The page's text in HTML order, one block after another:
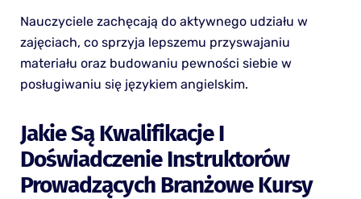
Nauczyciele zachęcają do aktywnego udziału w
zajęciach, co sprzyja lepszemu przyswajaniu
materiału oraz budowaniu pewności siebie w
posługiwaniu się językiem angielskim.
Jakie Są Kwalifikacje I
Doświadczenie Instruktorów
Prowadzących Branżowe Kursy